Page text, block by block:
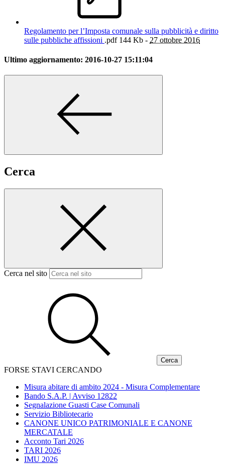
Regolamento per l’Imposta comunale sulla pubblicità e diritto
sulle pubbliche affissioni .pdf144 Kb - 27 ottobre 2016
Ultimo aggiornamento: 2016-10-27 15:11:04
Cerca
Cerca nel sito
FORSE STAVI CERCANDO
Misura abitare di ambito 2024 - Misura Complementare
Bando S.A.P. | Avviso 12822
Segnalazione Guasti Case Comunali
Servizio Bibliotecario
CANONE UNICO PATRIMONIALE E CANONE
MERCATALE
Acconto Tari 2026
TARI 2026
IMU 2026